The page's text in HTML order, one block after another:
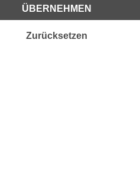
Vincenz (40)
Roman (17)
ÜBERNEHMEN
Zurücksetzen